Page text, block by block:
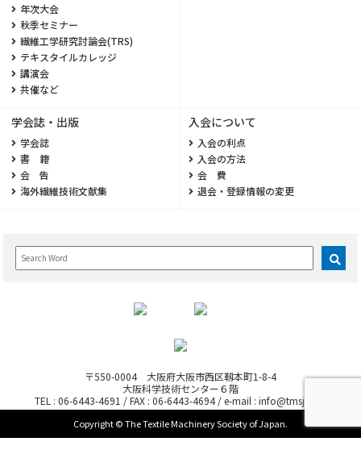
年次大会
秋季セミナー
繊維工学研究討論会(TRS)
テキスタイルカレッジ
講演会
共催など
学会誌・出版
学会誌
書 籍
会 告
海外繊維技術文献集
入会について
入会の利点
入会の方法
会 費
退会・登録情報の変更
〒550-0004 大阪府大阪市西区靱本町1-8-4
大阪科学技術センター６階
TEL : 06-6443-4691 / FAX : 06-6443-4694 / e-mail : info@tmsj.or.jp
Copyright © The Textile Machinery Society of Japan.